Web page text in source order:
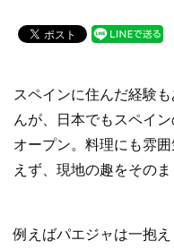
c
b
o
o
k
tt
e
スペインに住んだ経験
んが、日本でもスペイ
オープン。料理にも雰
えず、現地の趣をそのま
例えばパエジャは一抱